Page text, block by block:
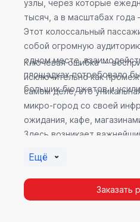
узлы, через которые
тысяч, а в масштабах
Этот колоссальный
собой огромную
одном месте,
площадках потребовало
больших бюджетов и
Ключевая ошибка —
исключительно как
самом деле, это
микро-город со своей
ожидания, кафе,
Здесь возникает
пассажир максимально
его внимание не так
просмотре постов в
Ещё
Заказать